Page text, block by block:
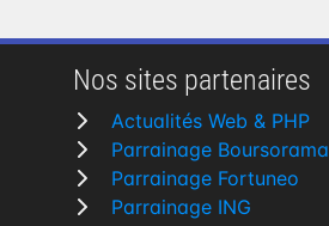
Nos sites partenaires
Actualités Web & PHP
Parrainage Boursorama
Parrainage Fortuneo
Parrainage ING